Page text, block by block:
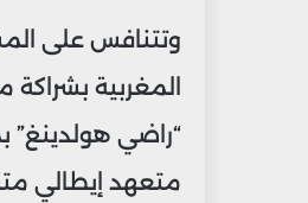
وتتنافس على
المغربية
“راضي
متعهد إيطالي